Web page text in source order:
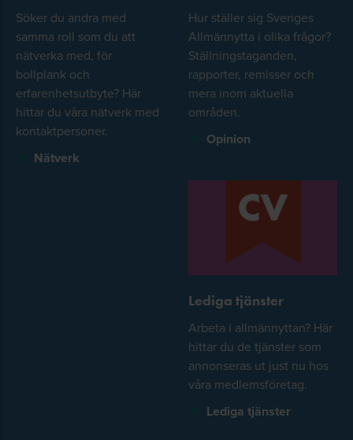
Söker du andra med
samma roll som du att
nätverka med, för
bollplank och
erfarenhetsutbyte? Här
hittar du våra nätverk med
kontaktpersoner.
Nätverk
Hur ställer sig Sveriges
Allmännytta i olika frågor?
Ställningstaganden,
rapporter, remisser och
mera inom aktuella
områden.
Opinion
Lediga tjänster
Arbeta i allmännyttan? Här
hittar du de tjänster som
annonseras ut just nu hos
våra medlemsföretag.
Lediga tjänster